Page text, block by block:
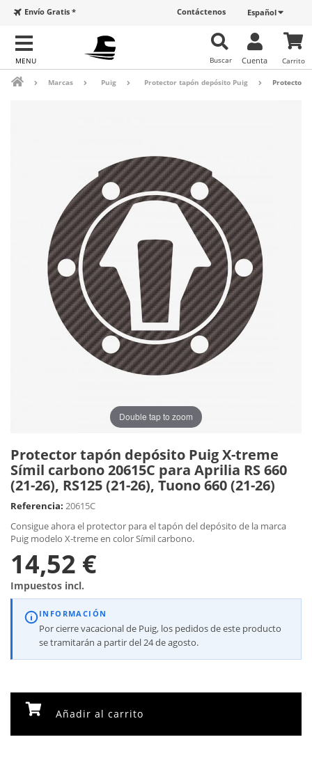
Español
Contáctenos
Envío Gratis *
Carrito
Cuenta
Buscar
Marcas Puig Protector tapón depósito Puig Protector
Double tap to zoom
Protector tapón depósito Puig X-treme
Símil carbono 20615C para Aprilia RS 660
(21-26), RS125 (21-26), Tuono 660 (21-26)
Referencia: 20615C
Consigue ahora el protector para el tapón del depósito de la marca
Puig modelo X-treme en color Símil carbono.
14,52 €
Impuestos incl.
INFORMACIÓN
Por cierre vacacional de Puig, los pedidos de este producto
se tramitarán a partir del 24 de agosto.
Añadir al carrito